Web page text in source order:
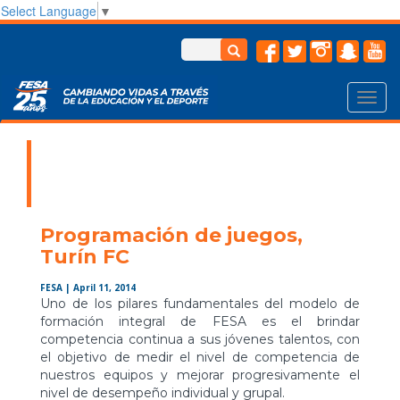
Select Language ▼
Programación de juegos,
Turín FC
FESA | April 11, 2014
Uno de los pilares fundamentales del modelo de
formación integral de FESA es el brindar
competencia continua a sus jóvenes talentos, con
el objetivo de medir el nivel de competencia de
nuestros equipos y mejorar progresivamente el
nivel de desempeño individual y grupal.